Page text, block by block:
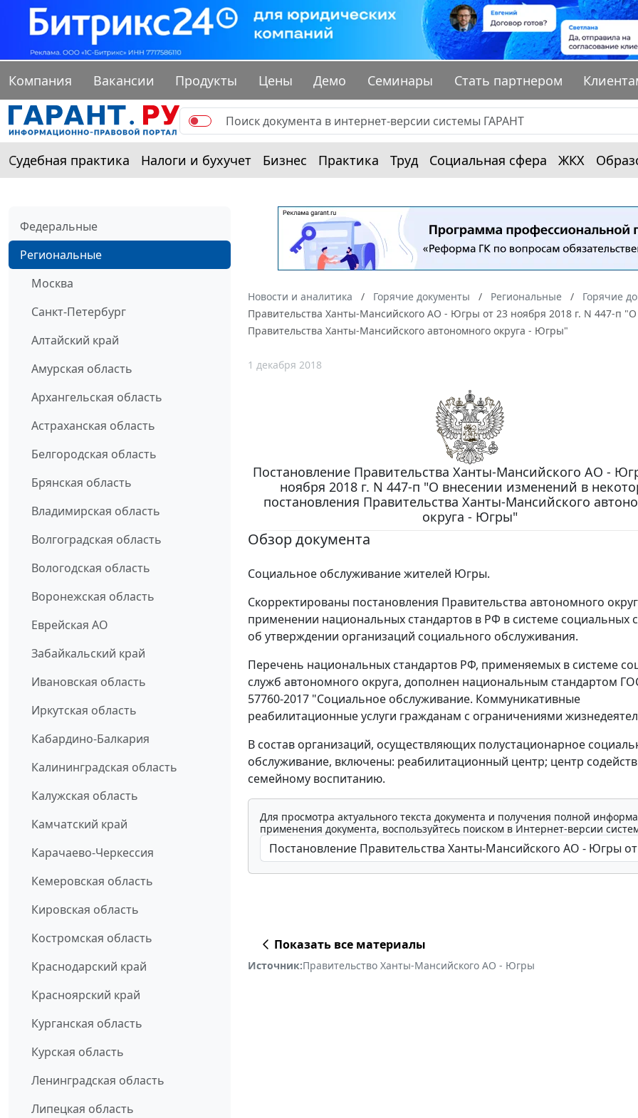
Компания Вакансии Продукты Цены Демо Семинары Стать партнером
Судебная практика Налоги и бухучет Бизнес Практика Труд Социальная сфера ЖКХ
Федеральные
Региональные
Москва
Санкт-Петербург
Алтайский край
Амурская область
Архангельская область
Астраханская область
Белгородская область
Брянская область
Владимирская область
Волгоградская область
Вологодская область
Воронежская область
Еврейская АО
Забайкальский край
Ивановская область
Иркутская область
Кабардино-Балкария
Калининградская область
Калужская область
Камчатский край
Карачаево-Черкессия
Кемеровская область
Кировская область
Костромская область
Краснодарский край
Красноярский край
Курганская область
Курская область
Ленинградская область
Липецкая область
Новости и аналитика Горячие документы Региональные Горячие
Правительства Ханты-Мансийского АО - Югры от 23 ноября 2018 г. N 447-п
Правительства Ханты-Мансийского автономного округа - Югры"
1 декабря 2018
Постановление Правительства Ханты-Мансийского АО -
ноября 2018 г. N 447-п "О внесении изменений в
постановления Правительства Ханты-Мансийского
округа - Югры"
Обзор документа
Социальное обслуживание жителей Югры.
Скорректированы постановления Правительства автономного
применении национальных стандартов в РФ в системе социальных
об утверждении организаций социального обслуживания.
Перечень национальных стандартов РФ, применяемых в системе
служб автономного округа, дополнен национальным стандартом
57760-2017 "Социальное обслуживание. Коммуникативные
реабилитационные услуги гражданам с ограничениями
В состав организаций, осуществляющих полустационарное
обслуживание, включены: реабилитационный центр; центр
семейному воспитанию.
Для просмотра актуального текста документа и получения полной
применения документа, воспользуйтесь поиском в Интернет-версии
Показать все материалы
Источник:Правительство Ханты-Мансийского АО - Югры